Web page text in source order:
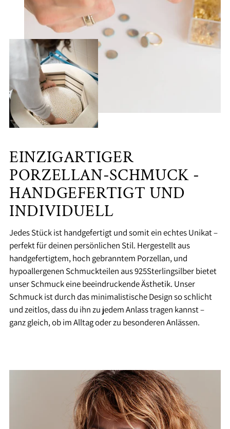
EINZIGARTIGER
PORZELLAN-SCHMUCK -
HANDGEFERTIGT UND
INDIVIDUELL
Jedes Stück ist handgefertigt und somit ein echtes Unikat –
perfekt für deinen persönlichen Stil. Hergestellt aus
handgefertigtem, hoch gebranntem Porzellan, und
hypoallergenen Schmuckteilen aus 925Sterlingsilber bietet
unser Schmuck eine beeindruckende Ästhetik. Unser
Schmuck ist durch das minimalistische Design so schlicht
und zeitlos, dass du ihn zu jedem Anlass tragen kannst –
ganz gleich, ob im Alltag oder zu besonderen Anlässen.